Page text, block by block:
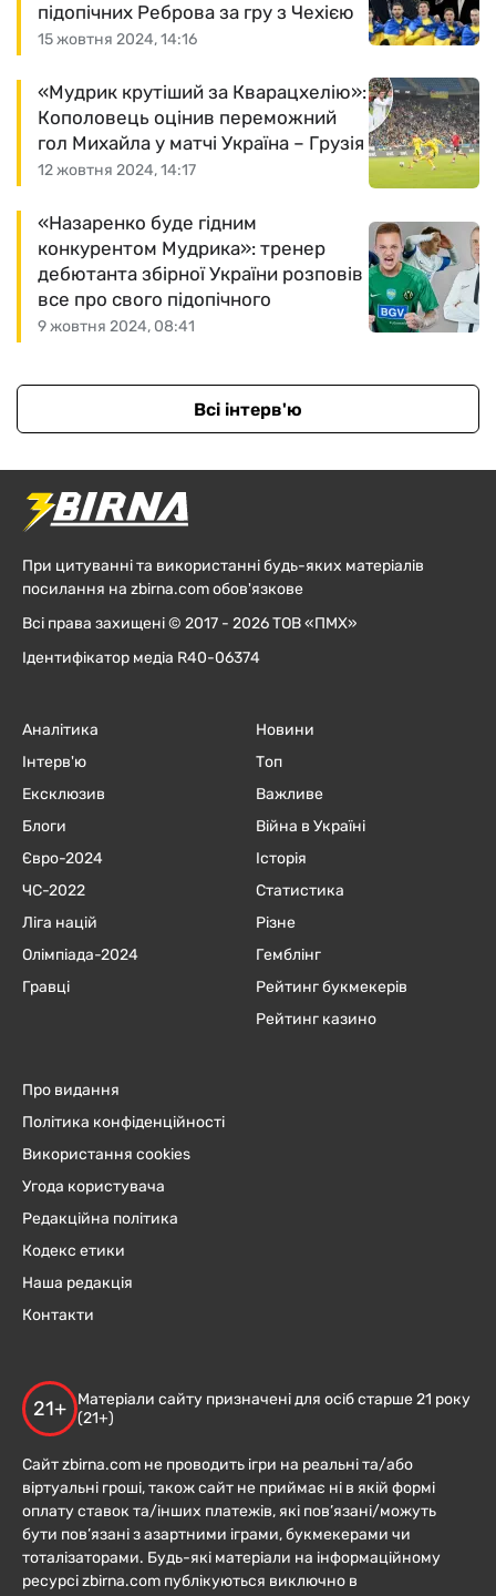
15 жовтня 2024, 14:16
підопічних Реброва за гру з Чехією
12 жовтня 2024, 14:17
«Мудрик крутіший за Кварацхелію»:
Кополовець оцінив переможний
гол Михайла у матчі Україна – Грузія
9 жовтня 2024, 08:41
«Назаренко буде гідним
конкурентом Мудрика»: тренер
дебютанта збірної України розповів
все про свого підопічного
Всі інтерв'ю
При цитуванні та використанні будь-яких матеріалів
посилання на zbirna.com обов'язкове
Всі права захищені © 2017 - 2026 ТОВ «ПМХ»
Ідентифікатор медіа R40-06374
Аналітика
Інтерв'ю
Ексклюзив
Блоги
Євро-2024
ЧC-2022
Ліга націй
Олімпіада-2024
Гравці
Новини
Топ
Важливе
Війна в Україні
Історія
Статистика
Різне
Гемблінг
Рейтинг букмекерів
Рейтинг казино
Про видання
Політика конфіденційності
Використання cookies
Угода користувача
Редакційна політика
Кодекс етики
Наша редакція
Контакти
21+
Матеріали сайту призначені для осіб старше 21 року
(21+)
Сайт zbirna.com не проводить ігри на реальні та/або
віртуальні гроші, також сайт не приймає ні в якій формі
оплату ставок та/інших платежів, які пов’язані/можуть
бути пов’язані з азартними іграми, букмекерами чи
тоталізаторами. Будь-які матеріали на інформаційному
ресурсі zbirna.com публікуються виключно в